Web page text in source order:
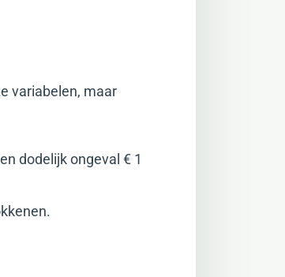
variabelen, maar
dodelijk ongeval € 1